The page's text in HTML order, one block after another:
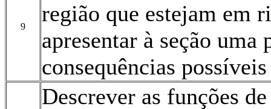
9
região que estejam em
apresentar à seção uma
consequências
Descrever as funções